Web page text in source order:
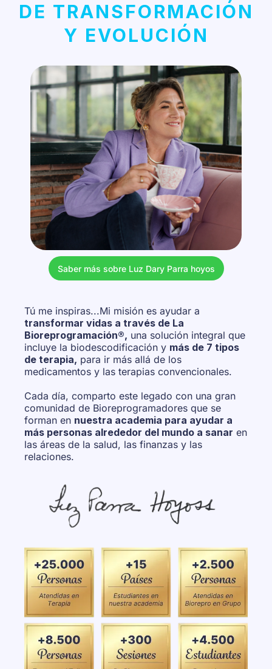
DE TRANSFORMACIÓN
Y EVOLUCIÓN
Saber más sobre Luz Dary Parra hoyos
Tú me inspiras...Mi misión es ayudar a
transformar vidas a través de La
Bioreprogramación®, una solución integral que
incluye la biodescodificación y más de 7 tipos
de terapia, para ir más allá de los
medicamentos y las terapias convencionales.
Cada día, comparto este legado con una gran
comunidad de Bioreprogramadores que se
forman en nuestra academia para ayudar a
más personas alrededor del mundo a sanar en
las áreas de la salud, las finanzas y las
relaciones.